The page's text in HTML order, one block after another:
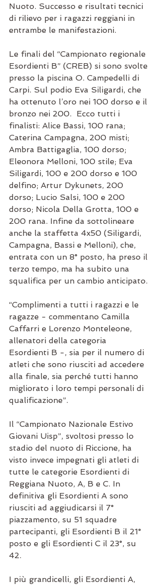
Nuoto. Successo e risultati tecnici
di rilievo per i ragazzi reggiani in
entrambe le manifestazioni.
Le finali del “Campionato regionale
Esordienti B” (CREB) si sono svolte
presso la piscina O. Campedelli di
Carpi. Sul podio Eva Siligardi, che
ha ottenuto l’oro nei 100 dorso e il
bronzo nei 200.  Ecco tutti i
finalisti: Alice Bassi, 100 rana;
Caterina Campagna, 200 misti;
Ambra Battigaglia, 100 dorso;
Eleonora Melloni, 100 stile; Eva
Siligardi, 100 e 200 dorso e 100
delfino; Artur Dykunets, 200
dorso; Lucio Salsi, 100 e 200
dorso; Nicola Della Grotta, 100 e
200 rana. Infine da sottolineare
anche la staffetta 4x50 (Siligardi,
Campagna, Bassi e Melloni), che,
entrata con un 8° posto, ha preso il
terzo tempo, ma ha subito una
squalifica per un cambio anticipato.
“Complimenti a tutti i ragazzi e le
ragazze - commentano Camilla
Caffarri e Lorenzo Monteleone,
allenatori della categoria
Esordienti B -, sia per il numero di
atleti che sono riusciti ad accedere
alla finale, sia perché tutti hanno
migliorato i loro tempi personali di
qualificazione”.
Il “Campionato Nazionale Estivo
Giovani Uisp”, svoltosi presso lo
stadio del nuoto di Riccione, ha
visto invece impegnati gli atleti di
tutte le categorie Esordienti di
Reggiana Nuoto, A, B e C. In
definitiva gli Esordienti A sono
riusciti ad aggiudicarsi il 7°
piazzamento, su 51 squadre
partecipanti, gli Esordienti B il 21°
posto e gli Esordienti C il 23°, su
42.
I più grandicelli, gli Esordienti A,